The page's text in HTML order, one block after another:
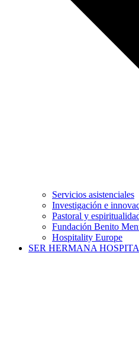
Servicios asistenciales
Investigación e
Pastoral y
Fundación Benito
Hospitality Europe
SER HERMANA